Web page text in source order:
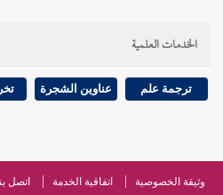
الخدمات العلمية
ترجمة علم عناوين الشجرة
وثيقة الخصوصية اتفاقية الخدمة اتصل